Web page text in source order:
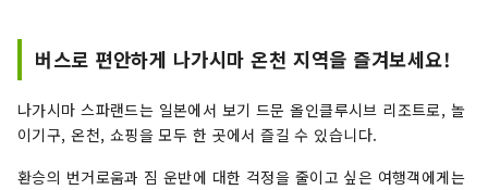
버스로 편안하게 나가시마 온천 지역을 즐겨보세요!
나가시마 스파랜드는 일본에서 보기 드문 올인클루시브 리조트로, 놀
이기구, 온천, 쇼핑을 모두 한 곳에서 즐길 수 있습니다.
환승의 번거로움과 짐 운반에 대한 걱정을 줄이고 싶은 여행객에게는